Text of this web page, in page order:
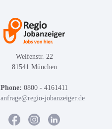
Welfenstr. 22
81541 München
Phone: 0800 - 4161411
anfrage@regio-jobanzeiger.de